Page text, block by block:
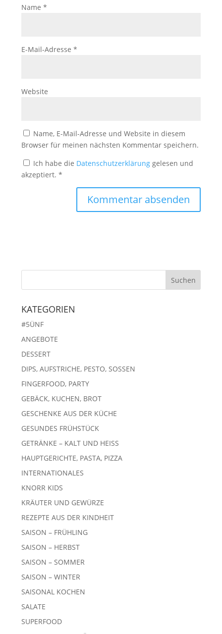
Name *
E-Mail-Adresse *
Website
Name, E-Mail-Adresse und Website in diesem
Browser für meinen nächsten Kommentar speichern.
Ich habe die Datenschutzerklärung gelesen und
akzeptiert. *
KATEGORIEN
#5ÜNF
ANGEBOTE
DESSERT
DIPS, AUFSTRICHE, PESTO, SOSSEN
FINGERFOOD, PARTY
GEBÄCK, KUCHEN, BROT
GESCHENKE AUS DER KÜCHE
GESUNDES FRÜHSTÜCK
GETRÄNKE – KALT UND HEISS
HAUPTGERICHTE, PASTA, PIZZA
INTERNATIONALES
KNORR KIDS
KRÄUTER UND GEWÜRZE
REZEPTE AUS DER KINDHEIT
SAISON – FRÜHLING
SAISON – HERBST
SAISON – SOMMER
SAISON – WINTER
SAISONAL KOCHEN
SALATE
SUPERFOOD